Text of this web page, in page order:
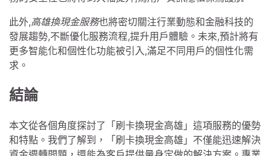
此外,高雄換現金服務也將密切關注行業動態和金融科技的
發展趨勢,不斷優化服務流程,提升用戶體驗。未來,預計將有
更多智能化和個性化功能被引入,滿足不同用戶的個性化需
求。
結論
本文從各個角度探討了「刷卡換現金高雄」這項服務的優勢
和特點。我們了解到，「刷卡換現金高雄」不僅能迅速解決